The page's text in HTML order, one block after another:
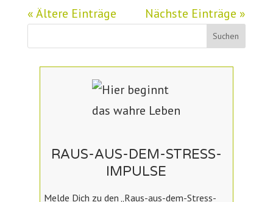
« Ältere Einträge Nächste Einträge »
RAUS-AUS-DEM-STRESS-
IMPULSE
Melde Dich zu den „Raus-aus-dem-Stress-